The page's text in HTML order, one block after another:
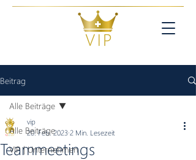
Beitrag
Alle Beiträge
VIP | Unternehmen
Alle Beiträge
Teammeetings
vip
20. Feb. 20232 Min. Lesezeit